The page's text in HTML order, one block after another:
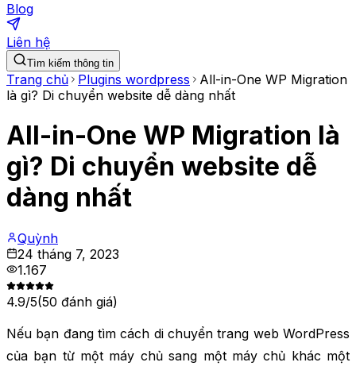
Blog
Liên hệ
Tìm kiếm thông tin
Trang chủ Plugins wordpress
All-in-One WP Migration
là gì? Di chuyển website dễ dàng nhất
All-in-One WP Migration là
gì? Di chuyển website dễ
dàng nhất
Quỳnh
24 tháng 7, 2023
1.167
4.9/5(50 đánh giá)
Nếu bạn đang tìm cách di chuyển trang web WordPress
của bạn từ một máy chủ sang một máy chủ khác một